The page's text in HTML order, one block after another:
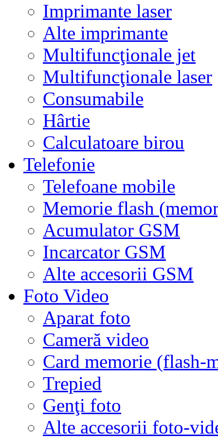
Imprimante laser
Alte imprimante
Multifuncţionale jet
Multifuncţionale laser
Consumabile
Hârtie
Calculatoare birou
Telefonie
Telefoane mobile
Memorie flash
Acumulator GSM
Incarcator GSM
Alte accesorii GSM
Foto Video
Aparat foto
Cameră video
Card memorie (flash-
Trepied
Genţi foto
Alte accesorii foto-